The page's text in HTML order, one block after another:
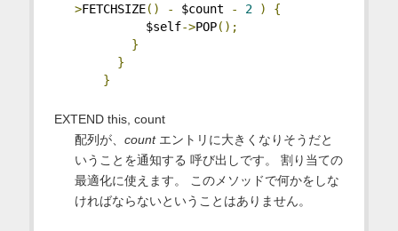
>FETCHSIZE() - $count - 2 )
{
$self->POP();
}
}
}
EXTEND this, count
配列が、 countエントリに大きくなりそうだと
いうことを通知する 呼び出しです。 割り当ての
最適化に使えます。 このメソッドで何かをしな
ければならないということはありません。